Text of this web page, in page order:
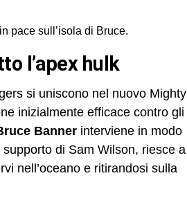
pace sull’isola di Bruce.
l’apex hulk
si uniscono nel nuovo Mighty
inizialmente efficace contro gli
Banner interviene in modo
supporto di Sam Wilson, riesce a
nell’oceano e ritirandosi sulla